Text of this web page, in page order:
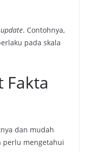
update. Contohnya,
pada skala
Fakta
dan mudah
perlu mengetahui